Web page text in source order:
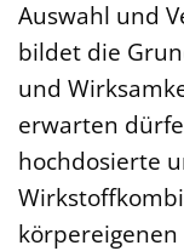
Auswahl und
bildet die
und
erwarten
hochdosierte